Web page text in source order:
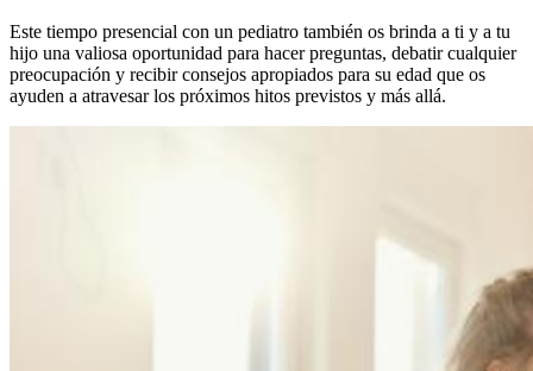
Este tiempo presencial con un pediatro también os brinda a ti y a tu
hijo una valiosa oportunidad para hacer preguntas, debatir cualquier
preocupación y recibir consejos apropiados para su edad que os
ayuden a atravesar los próximos hitos previstos y más allá.